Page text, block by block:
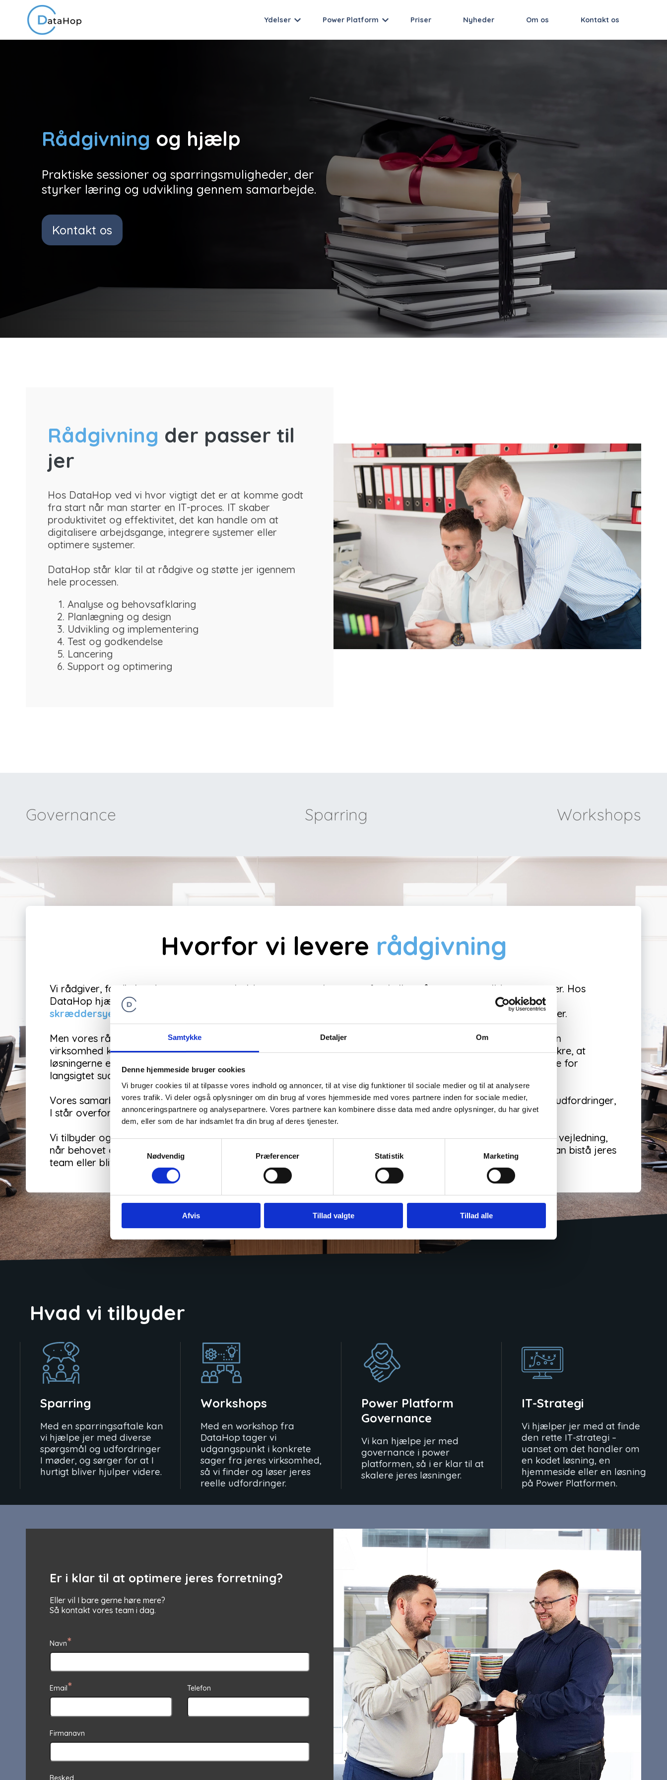
Samtykke Detaljer Om
Denne hjemmeside bruger cookies
Vi bruger cookies til at tilpasse vores indhold og annoncer, til at vise dig funktioner til sociale medier og til at analysere
vores trafik. Vi deler også oplysninger om din brug af vores hjemmeside med vores partnere inden for sociale medier,
annonceringspartnere og analysepartnere. Vores partnere kan kombinere disse data med andre oplysninger, du har givet
dem, eller som de har indsamlet fra din brug af deres tjenester.
Samtykkevalg
Nødvendig
Præferencer Statistik Marketing
Afvis Tillad valgte Tillad alle
Ydelser Power Platform Priser Nyheder Om os Kontakt os
Rådgivning og hjælp
Praktiske sessioner og sparringsmuligheder, der
styrker læring og udvikling gennem samarbejde.
Kontakt os
Rådgivning der passer til
jer
Hos DataHop ved vi hvor vigtigt det er at komme godt
fra start når man starter en IT-proces. IT skaber
produktivitet og effektivitet, det kan handle om at
digitalisere arbejdsgange, integrere systemer eller
optimere systemer.
DataHop står klar til at rådgive og støtte jer igennem
hele processen.
Analyse og behovsafklaring
Planlægning og design
Udvikling og implementering
Test og godkendelse
Lancering
Support og optimering
Governance Sparring Workshops
Hvorfor vi levere rådgivning
Vi rådgiver, fordi vi ved, at en gennemarbejdet
kan være forskellen på succes og spildte ressourcer. Hos
DataHop hjælper vi virksomheder med at vælge den
Power Platformeller
skræddersyet kode
. Sammen vurderer vi hvad der bedst understøtter din virksomheds behov og målsætninger.
Men vores rådgivning stopper ikke ved valg af værktøj. Vi tilbyder også
governance
, så din
virksomhed kan administrere ogskaleresine løsninger på en struktureret måde. Governance handler om at sikre, at
løsningerne er både bæredygtige og i overensstemmelse med jeres interne
, hvilket er afgørende for
langsigtet succes.
Vores samarbejde kan tage form af målrettedePower Platform-workshops, hvor vi arbejder med konkrete udfordringer,
I står overfor, eller demonstrerer løsninger inden for et specifikt område, I har valgt.
Vi tilbyder ogsåsparringsaftaler, hvor vi står klar på både email og telefon til at besvare spørgsmål og give vejledning,
når behovet opstår. Derudover kan vi lave faste aftaler om
dedikerede hele eller halve arbejdsdage
, så vi kan bistå jeres
team eller blive sat på udviklingsprojekter sammen med jer.
Hvad vi tilbyder
Sparring
Med en sparringsaftale kan
vi hjælpe jer med diverse
spørgsmål og udfordringer
I møder, og sørger for at I
hurtigt bliver hjulper videre.
Workshops
Med en workshop fra
DataHop tager vi
udgangspunkt i konkrete
sager fra jeres virksomhed,
så vi finder og løser jeres
reelle udfordringer.
Power Platform
Governance
Vi kan hjælpe jer med
governance i power
platformen, så i er klar til at
skalere jeres løsninger.
IT-Strategi
Vi hjælper jer med at finde
den rette IT-strategi –
uanset om det handler om
en kodet løsning, en
hjemmeside eller en løsning
på Power Platformen.
Er i klar til at optimere jeres forretning?
Eller vil I bare gerne høre mere?
Så kontakt vores team i dag.
Navn*
Email* Telefon
Firmanavn
Besked